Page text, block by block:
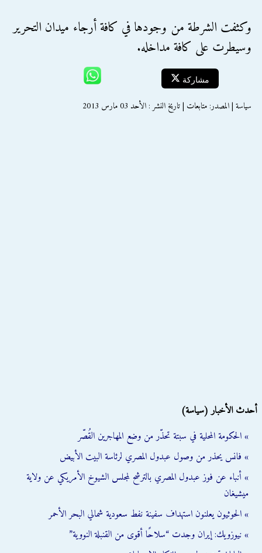
وكثفت الشرطة من وجودها في كافة أرجاء ميدان التحرير
وسيطرت على كافة مداخله.
مشاركة
سياسة | المصدر: متابعات | تاريخ النشر : الأحد 03 مارس 2013
أحدث الأخبار (سياسة)
» الحكومة المحلية في سبتة تحذّر من وضع المهاجرين القُصّر
» فانس يحذر من وصول عبدول المصري لرئاسة البيت الأبيض
» أنباء عن فوز عبدول المصري بالترشح لمجلس الشيوخ الأمريكي عن ولاية
ميشيغان
» الحوثيون يعلنون استهداف سفينة نفط سعودية شمالي البحر الأحمر
» نيوزويك: إيران وجدت “سلاحًا أقوى من القنبلة النووية”